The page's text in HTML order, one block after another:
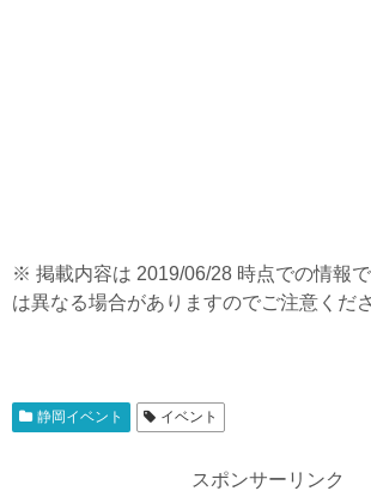
※ 掲載内容は 2019/06/28 時点での情報
は異なる場合がありますのでご注意くださ
静岡イベント イベント
スポンサーリンク